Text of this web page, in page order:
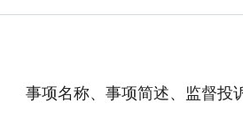
事项名称、事项简述、监督投